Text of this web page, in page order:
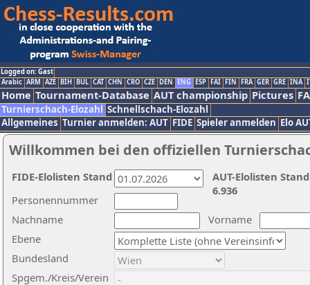
Logged on: Gast
Arabic ARM AZE BIH BUL CAT CHN CRO CZE DEN ENG ESP FAI FIN FRA GER GRE INA
Home Tournament-Database AUT championship Pictures
Turnierschach-Elozahl Schnellschach-Elozahl
Allgemeines Turnier anmelden: AUT FIDE Spieler anmelden Elo
Willkommen bei den offiziellen
Nachname
Vorname
Ebene
Personennummer
Bundesland
Spgem./Kreis/Verein
AUT-Elolisten
6.936
FIDE-Elolisten Stand